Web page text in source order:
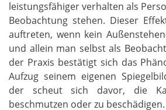
leistungsfähiger verhalten als
Beobachtung stehen. Dieser
auftreten, wenn kein
und allein man selbst als
der Praxis bestätigt sich das
Aufzug seinem eigenen
der scheut sich davor, die
beschmutzen oder zu beschädigen.